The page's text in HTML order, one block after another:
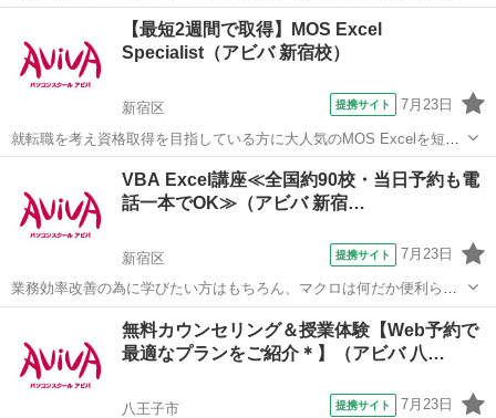
ング に挑戦して、未来に備えた知識と技術を身につける実践型のコー
ス。 ひとりひとりが得意分野や興味を見つけ、さらに探求していく思
考を育てます。
その他
【最短2週間で取得】MOS Excel
Specialist（アビバ 新宿校）
新宿区 提携サイト 7月23日
就転職を考え資格取得を目指している方に大人気のMOS Excelを短期
集中で目指す検定対策の講座です。新規お問い合わせ頂いた方限定で
リーズナブルな受講料で学べる人気講座です！
VBA Excel講座≪全国約90校・当日予約も電
話一本でOK≫（アビバ 新宿…
新宿区 提携サイト 7月23日
業務効率改善の為に学びたい方はもちろん、マクロは何だか便利らし
い。と噂を聞いて気になっている方にもオススメ！基礎から学ぶから
VBA初心者の方でも安心の講座です。 ■学習内容■ プロパティ・変数
の利用・シートの操作・ブック...
エクセル
無料カウンセリング＆授業体験【Web予約で
最適なプランをご紹介＊】（アビバ 八…
八王子市 提携サイト 7月23日